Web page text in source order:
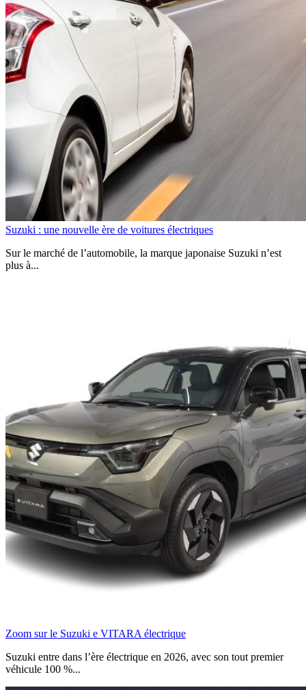
Suzuki : une nouvelle ère de voitures électriques
Sur le marché de l’automobile, la marque japonaise Suzuki n’est
plus à...
Zoom sur le Suzuki e VITARA électrique
Suzuki entre dans l’ère électrique en 2026, avec son tout premier
véhicule 100 %...